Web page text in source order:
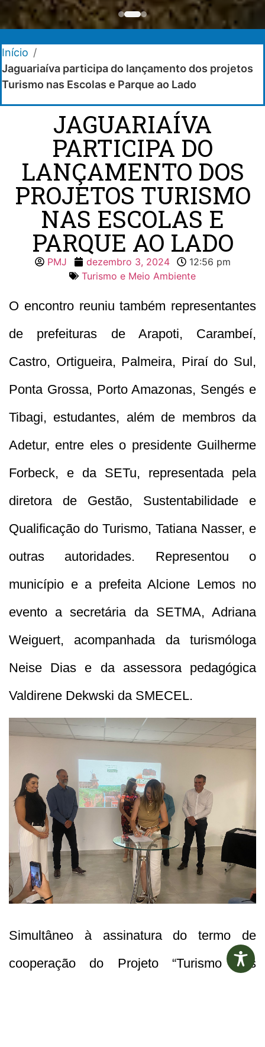
Início /
Jaguariaíva participa do lançamento dos projetos
Turismo nas Escolas e Parque ao Lado
JAGUARIAÍVA
PARTICIPA DO
LANÇAMENTO DOS
PROJETOS TURISMO
NAS ESCOLAS E
PARQUE AO LADO
PMJ dezembro 3, 2024
12:56 pm
Turismo e Meio Ambiente
O encontro reuniu também representantes
de prefeituras de Arapoti, Carambeí,
Castro, Ortigueira, Palmeira, Piraí do Sul,
Ponta Grossa, Porto Amazonas, Sengés e
Tibagi, estudantes, além de membros da
Adetur, entre eles o presidente Guilherme
Forbeck, e da SETu, representada pela
diretora de Gestão, Sustentabilidade e
Qualificação do Turismo, Tatiana Nasser, e
outras autoridades. Representou o
município e a prefeita Alcione Lemos no
evento a secretária da SETMA, Adriana
Weiguert, acompanhada da turismóloga
Neise Dias e da assessora pedagógica
Valdirene Dekwski da SMECEL.
Simultâneo à assinatura do termo de
cooperação do Projeto “Turismo nas